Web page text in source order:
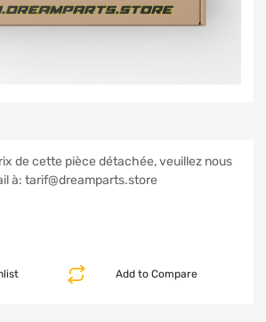
de cette pièce détachée, veuillez nous
à: tarif@dreamparts.store
Add to Compare